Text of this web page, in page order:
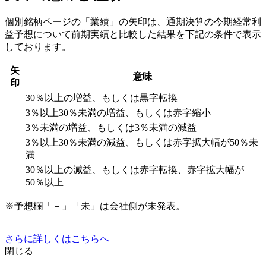
個別銘柄ページの「業績」の矢印は、通期決算の今期経常利
益予想について前期実績と比較した結果を下記の条件で表示
しております。
矢
印
意味
30％以上の増益、もしくは黒字転換
3％以上30％未満の増益、もしくは赤字縮小
3％未満の増益、もしくは3％未満の減益
3％以上30％未満の減益、もしくは赤字拡大幅が50％未
満
30％以上の減益、もしくは赤字転換、赤字拡大幅が
50％以上
※予想欄「－」「未」は会社側が未発表。
さらに詳しくはこちらへ
閉じる